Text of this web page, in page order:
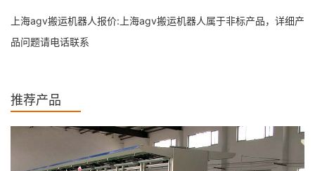
上海agv搬运机器人报价:上海agv搬运机器人属于非标产品，详细产
品问题请电话联系
推荐产品